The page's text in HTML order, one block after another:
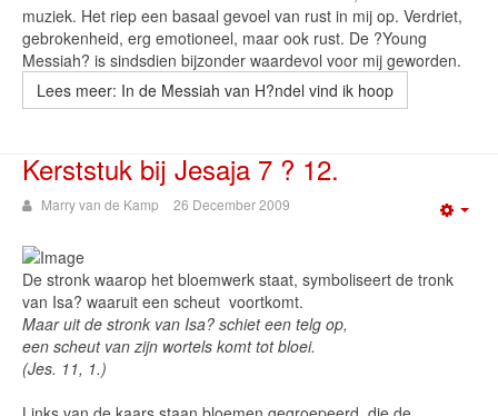
muziek. Het riep een basaal gevoel van rust in mij op. Verdriet,
gebrokenheid, erg emotioneel, maar ook rust. De ?Young
Messiah? is sindsdien bijzonder waardevol voor mij geworden.
Lees meer: In de Messiah van H?ndel vind ik hoop
Kerststuk bij Jesaja 7 ? 12.
Marry van de Kamp 26 December 2009
De stronk waarop het bloemwerk staat, symboliseert de tronk
van Isa? waaruit een scheut voortkomt.
Maar uit de stronk van Isa? schiet een telg op,
een scheut van zijn wortels komt tot bloei.
(Jes. 11, 1.)